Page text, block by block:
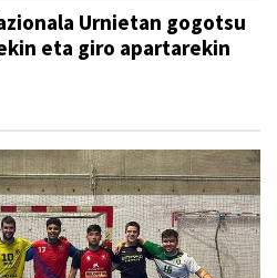
Urnietan gogotsu
eta giro apartarekin